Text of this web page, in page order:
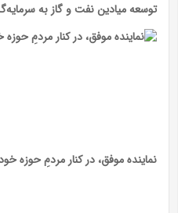
توسعه میادین نفت و گاز به
نماینده موفق، در کنار مردمِ حوزه